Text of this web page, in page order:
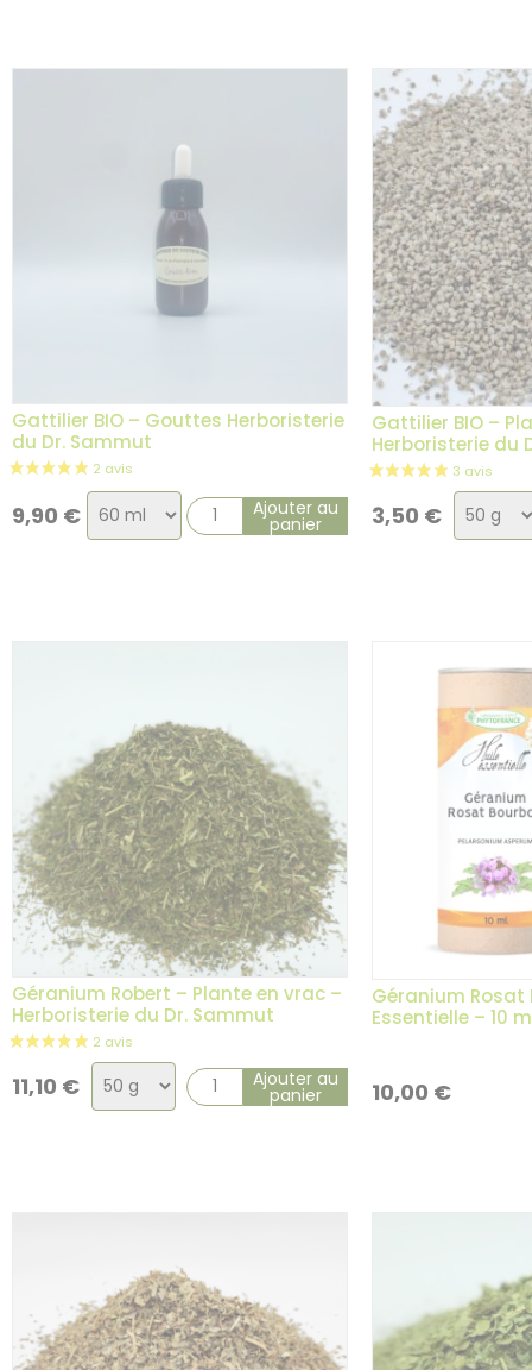
3 avis
Gattilier BIO – Gouttes Herboristerie
du Dr. Sammut
9,90 €
Choix
de
Ajouter au
panier
Gattilier BIO –
Herboristerie du
3,50 €
Choix
de
Géranium Robert – Plante en vrac –
Herboristerie du Dr. Sammut
11,10 €
Choix
de
Ajouter au
panier
Géranium Rosat
Essentielle – 10
10,00 €